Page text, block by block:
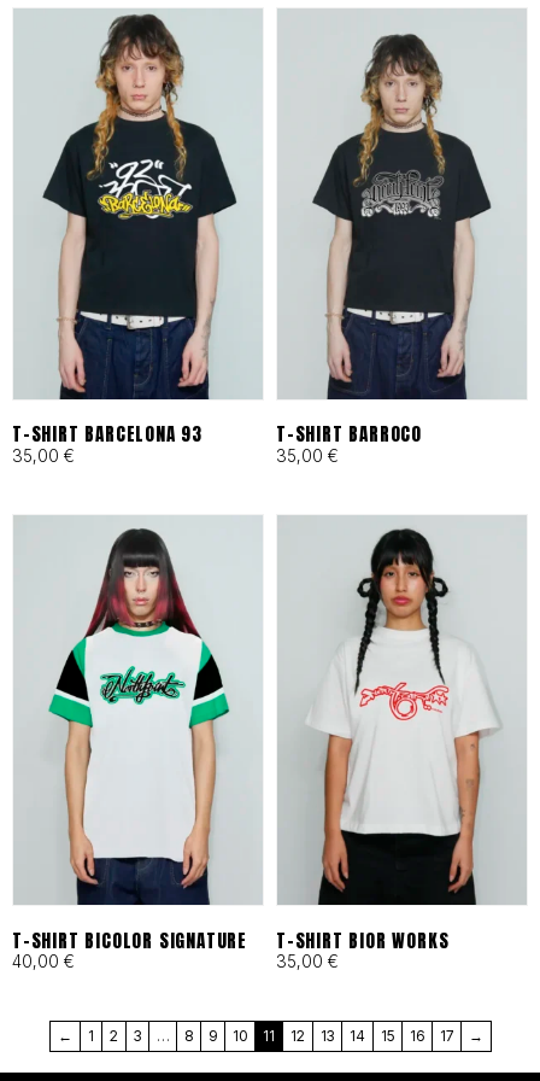
Barcelona.
ESPECIFICACIONES DE
IDENTIDAD
Tejidos Heavyweight:
Materiales técnicos y
naturales seleccionados por
su resistencia al desgaste
Producción Local:
Diseñado
en Barcelona bajo principios
de moda ética y
responsable desde 1993.
Cortes Funcionales:
Ergonomía pensada para
skaters, artistas y mentes
activas que exigen libertad
total.
MÁS QUE UNA MARCA, UN
T-SHIRT BARCELONA 93
35,00 €
T-SHIRT BARROCO
35,00 €
T-SHIRT BICOLOR SIGNATURE
40,00 €
T-SHIRT BIOR WORKS
35,00 €
← 1 2 3 … 8 9 10 11 12 13 14 15 16 17 →